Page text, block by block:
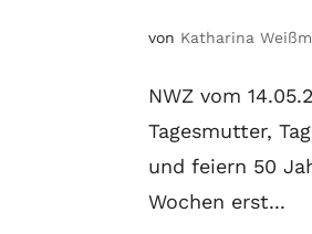
von Katharina
NWZ vom
Tagesmutter,
und feiern 50
Wochen erst...